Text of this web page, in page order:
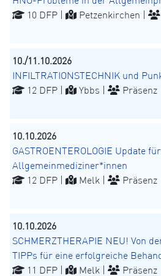
10 DFP |
Petzenkirchen |
10./11.10.2026
INFILTRATIONSTECHNIK und
12 DFP |
Ybbs | Präsenz
10.10.2026
GASTROENTEROLOGIE Update für
Allgemeinmediziner*innen
12 DFP |
Melk | Präsenz
10.10.2026
SCHMERZTHERAPIE NEU! Von
TIPPs für eine erfolgreiche
11 DFP |
Melk | Präsenz